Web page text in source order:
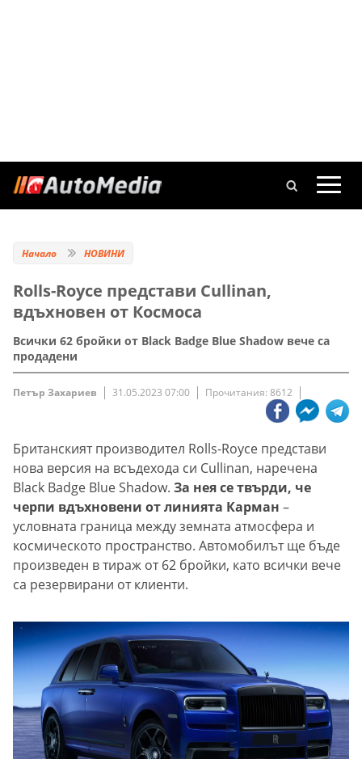
Начало НОВИНИ
Rolls-Royce представи Cullinan,
вдъхновен от Космоса
Всички 62 бройки от Black Badge Blue Shadow вече са
продадени
Петър Захариев 31.05.2023 07:00 Прочитания: 8612
Британският производител Rolls-Royce представи
нова версия на всъдехода си Cullinan, наречена
Black Badge Blue Shadow. За нея се твърди, че
черпи вдъхновени от линията Карман –
условната граница между земната атмосфера и
космическото пространство. Автомобилът ще бъде
произведен в тираж от 62 бройки, като всички вече
са резервирани от клиенти.